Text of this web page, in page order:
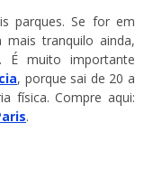
parques. Se for em
tranquilo ainda,
É muito importante
, porque sai de 20 a
física. Compre aqui:
.